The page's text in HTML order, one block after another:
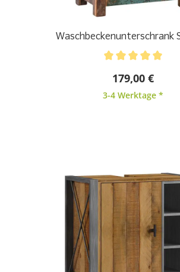
Waschbeckenunterschrank
179,00 €
3-4 Werktage *